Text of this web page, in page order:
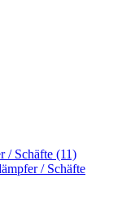
/ Schäfte (11)
/ Schäfte